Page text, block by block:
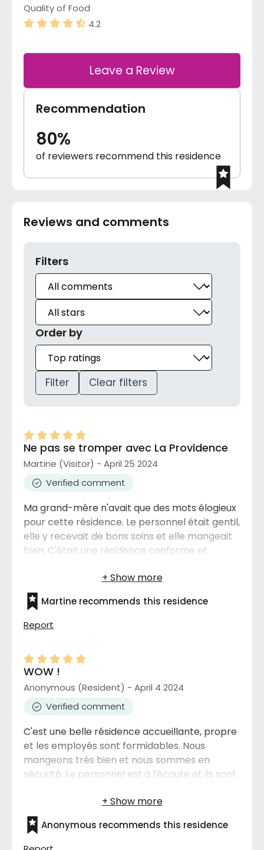
Quality of Food
4.2
Leave a Review
Recommendation
80%
of reviewers recommend this residence
Reviews and comments
Filters
Order by
Filter Clear filters
Ne pas se tromper avec La Providence
Martine (Visitor) - April 25 2024
Verified comment
Ma grand-mère n'avait que des mots élogieux
pour cette résidence. Le personnel était gentil,
elle y recevait de bons soins et elle mangeait
bien. C'était une résidence conforme et
décédée, mais nous sommes très satisfaits de
son séjour à La Providence.
Martine recommends this residence
Report
WOW !
Anonymous (Resident) - April 4 2024
Verified comment
C'est une belle résidence accueillante, propre
et les employés sont formidables. Nous
mangeons très bien et nous sommes en
sécurité. Le personnel est à l'écoute et ils sont
Anonymous recommends this residence